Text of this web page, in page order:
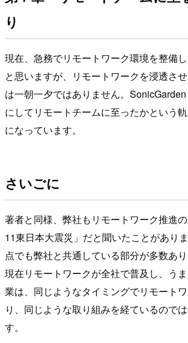
り
現在、急務でリモートワーク環境を整備
と思いますが、リモートワークを浸透さ
は一朝一夕ではありません。
にしてリモートチームに至ったかという
になっています。
さいごに
著者と同様、弊社もリモートワーク推進
11東日本大震災」だと聞いたことがあり
点でも弊社と共通している部分が多数あ
現在リモートワークが全社で普及し、う
業は、同じようなタイミングでリモート
り、同じような取り組みを経ているので
す。